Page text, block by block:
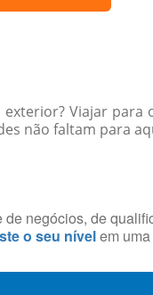
Viajar
não faltam para
negócios, de
o seu nívelem